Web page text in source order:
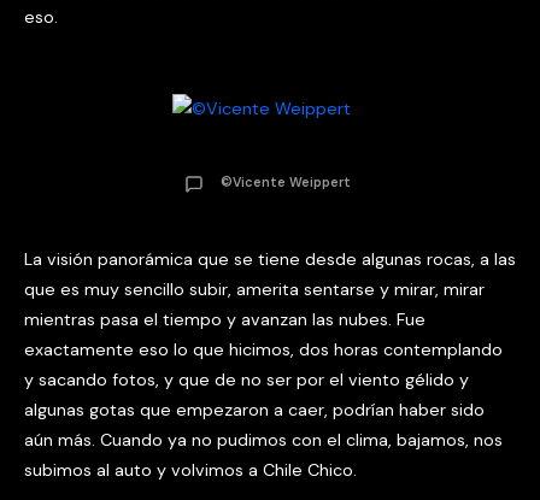
eso.
©Vicente Weippert
La visión panorámica que se tiene desde algunas rocas, a las
que es muy sencillo subir, amerita sentarse y mirar, mirar
mientras pasa el tiempo y avanzan las nubes. Fue
exactamente eso lo que hicimos, dos horas contemplando
y sacando fotos, y que de no ser por el viento gélido y
algunas gotas que empezaron a caer, podrían haber sido
aún más. Cuando ya no pudimos con el clima, bajamos, nos
subimos al auto y volvimos a Chile Chico.